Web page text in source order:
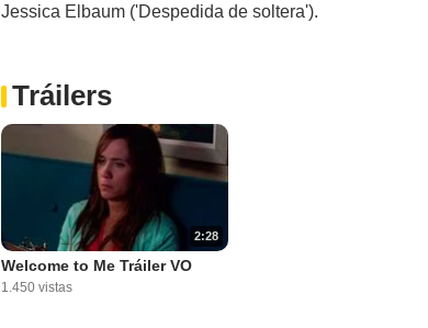
Jessica Elbaum ('Despedida de soltera').
Tráilers
2:28
Welcome to Me Tráiler VO
1.450 vistas